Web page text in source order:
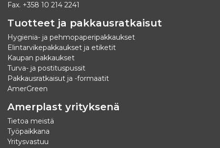
Fax. +358 10 214 2241
Tuotteet ja pakkausratkaisut
Hygienia- ja pehmopaperipakkaukset
Elintarvikepakkaukset ja etiketit
Kaupan pakkaukset
Turva- ja postituspussit
Pakkausratkaisut ja -formaatit
AmerGreen
Amerplast yrityksenä
Tietoa meistä
Työpaikkana
Yritysvastuu